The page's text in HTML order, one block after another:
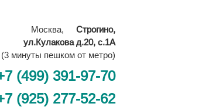
Москва,
Строгино,
ул.Кулакова д.20, с.1А
(3 минуты пешком от метро)
(499) 391-97-70
(925) 277-52-62